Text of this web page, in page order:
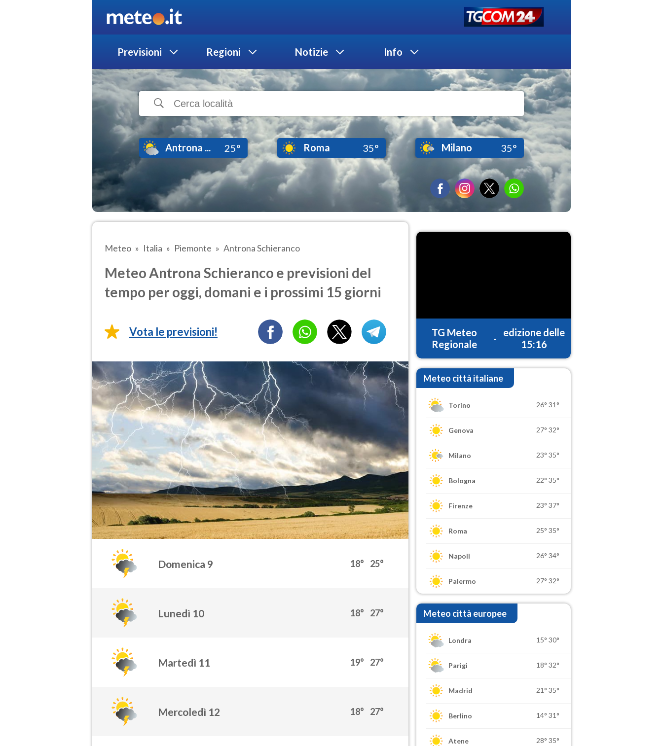
Previsioni Regioni Notizie Info
Antrona ... 25° Roma 35° Milano 35°
Meteo Italia Piemonte Antrona Schieranco
Meteo Antrona Schieranco e previsioni del
tempo per oggi, domani e i prossimi 15 giorni
Vota le previsioni!
Domenica 9 18° 25°
Lunedì 10 18° 27°
Martedì 11 19° 27°
Mercoledì 12 18° 27°
TG Meteo
Regionale
-
edizione delle
15:16
Meteo città italiane
Torino 26° 31°
Genova 27° 32°
Milano 23° 35°
Bologna 22° 35°
Firenze 23° 37°
Roma 25° 35°
Napoli 26° 34°
Palermo 27° 32°
Meteo città europee
Londra 15° 30°
Parigi 18° 32°
Madrid 21° 35°
Berlino 14° 31°
Atene 28° 35°